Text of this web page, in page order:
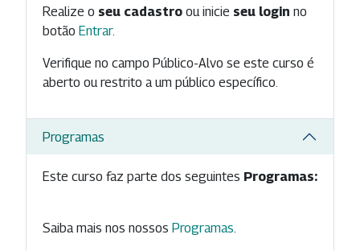
Realize o seu cadastro ou inicie seu login no
botão Entrar.
Verifique no campo Público-Alvo se este curso é
aberto ou restrito a um público específico.
Programas
Este curso faz parte dos seguintes Programas:
Saiba mais nos nossos Programas.